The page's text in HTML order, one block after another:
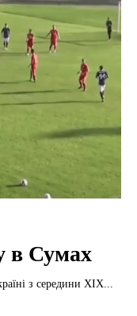
в Сумах
з середини XIX...